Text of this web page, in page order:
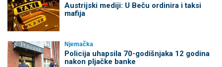
Austrijski mediji: U Beču ordinira i taksi
mafija
Njemačka
Policija uhapsila 70-godišnjaka 12 godina
nakon pljačke banke